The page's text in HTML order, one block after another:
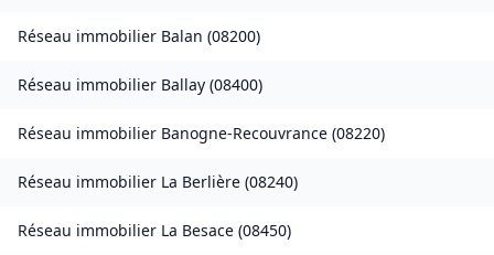
Réseau immobilier Balan (08200)
Réseau immobilier Ballay (08400)
Réseau immobilier Banogne-Recouvrance (08220)
Réseau immobilier La Berlière (08240)
Réseau immobilier La Besace (08450)